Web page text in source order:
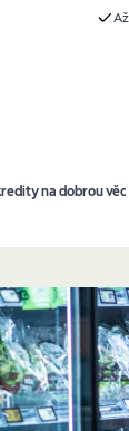
na dobrou věc